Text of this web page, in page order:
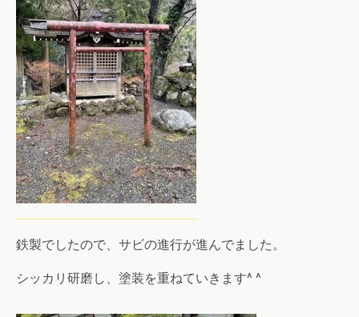
鉄製でしたので、サビの進行が進んでました。
シッカリ研磨し、塗装を重ねていきます^ ^